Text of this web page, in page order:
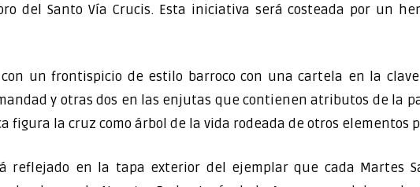
del Santo Vía Crucis. Esta iniciativa será costeada por un
un frontispicio de estilo barroco con una cartela en la
y otras dos en las enjutas que contienen atributos de la
figura la cruz como árbol de la vida rodeada de otros elementos
reflejado en la tapa exterior del ejemplar que cada Martes